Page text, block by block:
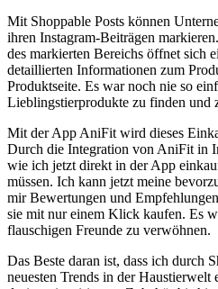
Mit Shoppable Posts können
⁢ihren⁣ Instagram-Beiträgen
des markierten Bereichs öffnet ‌sich
detaillierten Informationen zum
Produktseite.⁣ Es war noch ⁣nie so
Lieblingstierprodukte zu finden und
Mit ⁣der​ App AniFit⁢ wird dieses
‌Durch‍ die Integration von AniFit in
wie ⁤ich jetzt direkt in der App
müssen. Ich kann⁢ jetzt meine
mir Bewertungen und‌
‌sie mit nur einem ⁢Klick kaufen. Es
⁢flauschigen‍ Freunde​ zu verwöhnen.
Das Beste ‌daran ist, ⁢dass ich durch
neuesten Trends in der Haustierwelt